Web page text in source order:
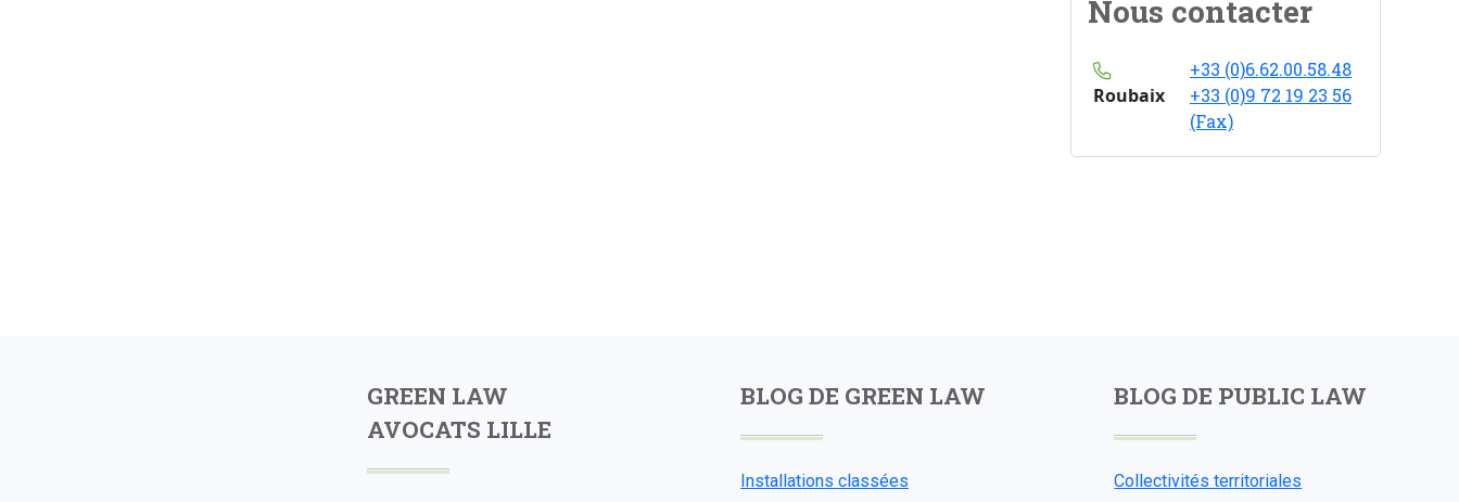
Nous contacter
Roubaix
+33 (0)6.62.00.58.48
+33 (0)9 72 19 23 56
(Fax)
GREEN LAW
AVOCATS LILLE
BLOG DE GREEN LAW
Installations classées
BLOG DE PUBLIC LAW
Collectivités territoriales